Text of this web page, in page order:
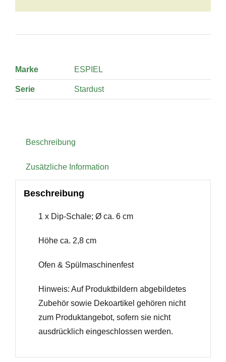
Marke ESPIEL
Serie Stardust
Beschreibung
Zusätzliche Information
Beschreibung
1 x Dip-Schale; Ø ca. 6 cm
Höhe ca. 2,8 cm
Ofen & Spülmaschinenfest
Hinweis: Auf Produktbildern abgebildetes
Zubehör sowie Dekoartikel gehören nicht
zum Produktangebot, sofern sie nicht
ausdrücklich eingeschlossen werden.